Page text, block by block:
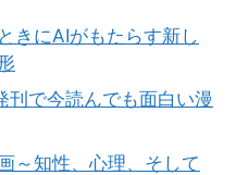
きにAIがもたらす新し
で今読んでも面白い漫
～知性、心理、そして